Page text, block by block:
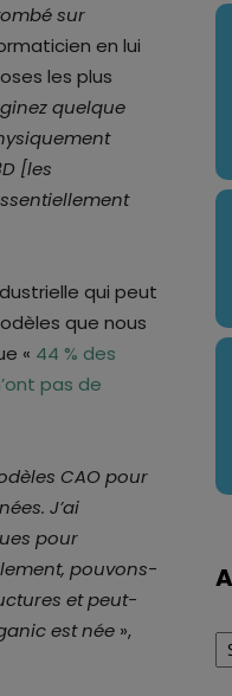
sur
en lui
les plus
quelque
[les
qui peut
que nous
« 44 % des
pas de
CAO pour
J’ai
pour
pouvons-
et peut-
est née »,